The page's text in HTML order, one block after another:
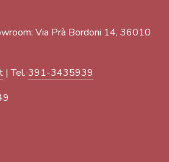
Via Prà Bordoni 14, 36010
| Tel. 391-3435939